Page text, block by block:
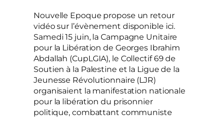
Nouvelle Epoque propose un retour
vidéo sur l’évènement disponible ici.
Samedi 15 juin, la Campagne Unitaire
pour la Libération de Georges Ibrahim
Abdallah (CupLGIA), le Collectif 69 de
Soutien à la Palestine et la Ligue de la
Jeunesse Révolutionnaire (LJR)
organisaient la manifestation nationale
pour la libération du prisonnier
politique, combattant communiste